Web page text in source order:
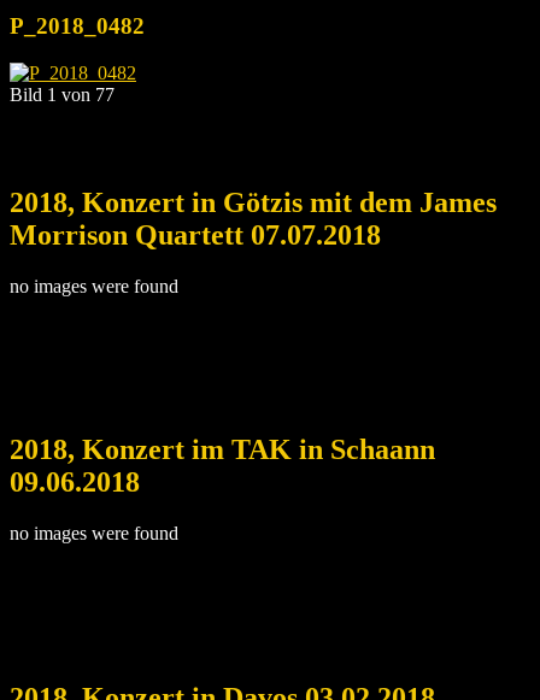
P_2018_0482
Bild 1 von 77
2018, Konzert in Götzis mit dem James
Morrison Quartett 07.07.2018
no images were found
2018, Konzert im TAK in Schaann
09.06.2018
no images were found